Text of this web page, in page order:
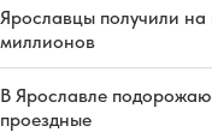
Ярославцы получили на
миллионов
В Ярославле
проездные